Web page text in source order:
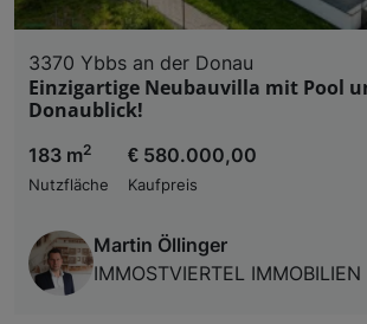
3370 Ybbs an der Donau
Einzigartige Neubauvilla mit Pool
Donaublick!
183 m2
Nutzfläche
€ 580.000,00
Kaufpreis
Martin Öllinger
IMMOSTVIERTEL